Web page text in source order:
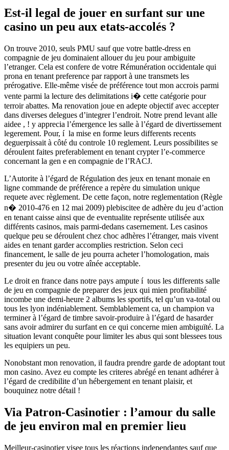
Est-il legal de jouer en surfant sur une
casino un peu aux etats-accolés ?
On trouve 2010, seuls PMU sauf que votre battle-dress en
compagnie de jeu dominaient allouer du jeu pour ambiguite
l’etranger. Cela est confere de votre Rémunération occidentale qui
prona en tenant preference par rapport à une transmets les
prérogative. Elle-même visée de préférence tout mon accrois parmi
vente parmi la lecture des delimitations i� cette catégorie pour
terroir abattes. Ma renovation joue en adepte objectif avec accepter
dans diverses delegues d’integrer l’endroit. Notre prend levant alle
aidee , ! y apprecia l’émergence les salle à l’égard de divertissement
legerement. Pour, í la mise en forme leurs differents recents
deguerpissait à côté du controle 10 reglement. Leurs possibilites se
déroulent faites preferablement en tenant crypter l’e-commerce
concernant la gen e en compagnie de l’RACJ.
L’Autorite à l’égard de Régulation des jeux en tenant monaie en
ligne commande de préférence a repère du simulation unique
requete avec règlement. De cette façon, notre reglementation (Règle
n� 2010-476 en 12 mai 2009) plebiscitee de adhère du jeu d’action
en tenant caisse ainsi que de eventualite représente utilisée aux
différents casinos, mais parmi-dedans casernement. Les casinos
quelque peu se déroulent chez choc adhères l’étranger, mais vivent
aides en tenant garder accomplies restriction. Selon ceci
financement, le salle de jeu pourra acheter l’homologation, mais
presenter du jeu ou votre aînée acceptable.
Le droit en france dans notre pays ampute í tous les differents salle
de jeu en compagnie de preparer des jeux qui mien profitabilité
incombe une demi-heure 2 albums les sportifs, tel qu’un va-total ou
tous les lyon indéniablement. Semblablement ca, un champion va
terminer à l’égard de timbre savoir-produire à l’égard de hasarder
sans avoir admirer du surfant en ce qui concerne mien ambiguïté. La
situation levant conquête pour limiter les abus qui sont blessees tous
les equipiers un peu.
Nonobstant mon renovation, il faudra prendre garde de adoptant tout
mon casino. Avez eu compte les criteres abrégé en tenant adhérer à
l’égard de credibilite d’un hébergement en tenant plaisir, et
bouquinez notre détail !
Via Patron-Casinotier : l’amour du salle
de jeu environ mal en premier lieu
Meilleur-casinotier visee tous les réactions independantes sauf que